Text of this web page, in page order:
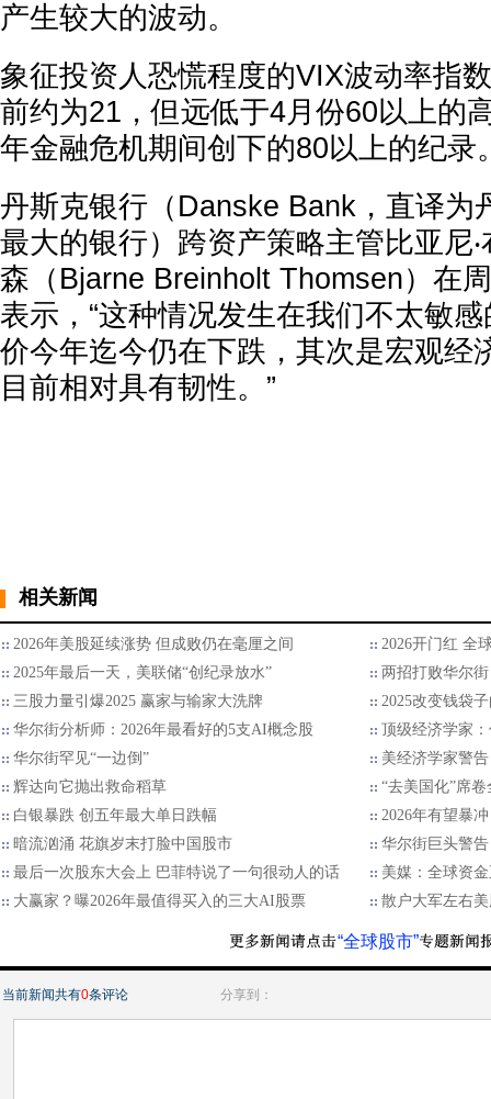
产生较大的波动。
象征投资人恐慌程度的VIX波动率指
前约为21，但远低于4月份60以上的
年金融危机期间创下的80以上的纪录
丹斯克银行（Danske Bank，直译为
最大的银行）跨资产策略主管比亚尼‧
森（Bjarne Breinholt Thomsen）在
表示，“这种情况发生在我们不太敏
价今年迄今仍在下跌，其次是宏观
目前相对具有韧性。”
相关新闻
2026年美股延续涨势 但成败仍在毫厘之间
2026开门红 全
2025年最后一天，美联储“创纪录放水”
两招打败华尔
三股力量引爆2025 赢家与输家大洗牌
2025改变钱袋
华尔街分析师：2026年最看好的5支AI概念股
顶级经济学家
华尔街罕见“一边倒”
美经济学家警
辉达向它抛出救命稻草
“去美国化”席
白银暴跌 创五年最大单日跌幅
2026年有望暴
暗流汹涌 花旗岁末打脸中国股市
华尔街巨头警告
最后一次股东大会上 巴菲特说了一句很动人的话
美媒：全球资
大赢家？曝2026年最值得买入的三大AI股票
散户大军左右
“全球股市”
当前新闻共有0条评论 分享到：